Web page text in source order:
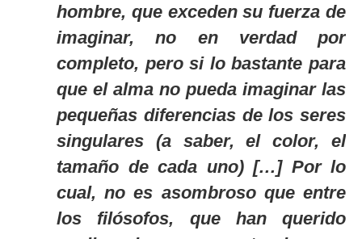
hombre, que exceden su fuerza de
imaginar, no en verdad por
completo, pero si lo bastante para
que el alma no pueda imaginar las
pequeñas diferencias de los seres
singulares (a saber, el color, el
tamaño de cada uno) […] Por lo
cual, no es asombroso que entre
los filósofos, que han querido